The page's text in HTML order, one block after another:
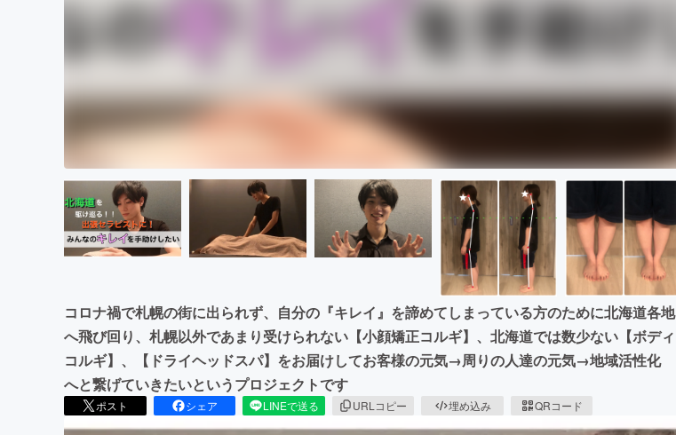
コロナ禍で札幌の街に出られず、自分の『キレイ』を諦めてしまっている方のために北海道各地
へ飛び回り、札幌以外であまり受けられない【小顔矯正コルギ】、北海道では数少ない【ボディ
コルギ】、【ドライヘッドスパ】をお届けしてお客様の元気→周りの人達の元気→地域活性化
へと繋げていきたいというプロジェクトです
ポスト シェア LINEで送る URLコピー 埋め込み QRコード